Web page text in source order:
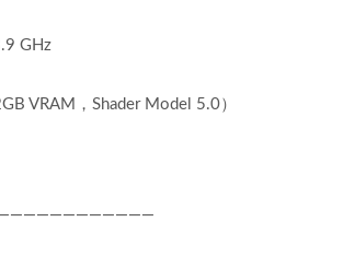
GHz
VRAM，Shader Model 5.0）